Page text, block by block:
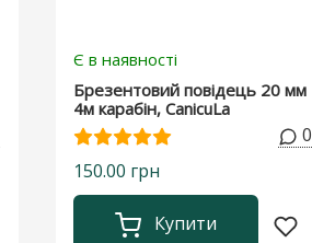
Є в наявності
Брезентовий повідець 20 мм
4м карабін, CanicuLa
0
150.00 грн
Купити